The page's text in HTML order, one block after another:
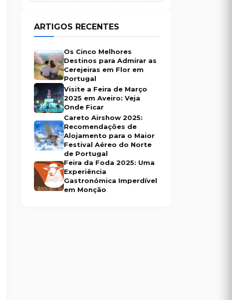
ARTIGOS RECENTES
Os Cinco Melhores
Destinos para Admirar as
Cerejeiras em Flor em
Portugal
Visite a Feira de Março
2025 em Aveiro: Veja
Onde Ficar
Careto Airshow 2025:
Recomendações de
Alojamento para o Maior
Festival Aéreo do Norte
de Portugal
Feira da Foda 2025: Uma
Experiência
Gastronómica Imperdível
em Monção